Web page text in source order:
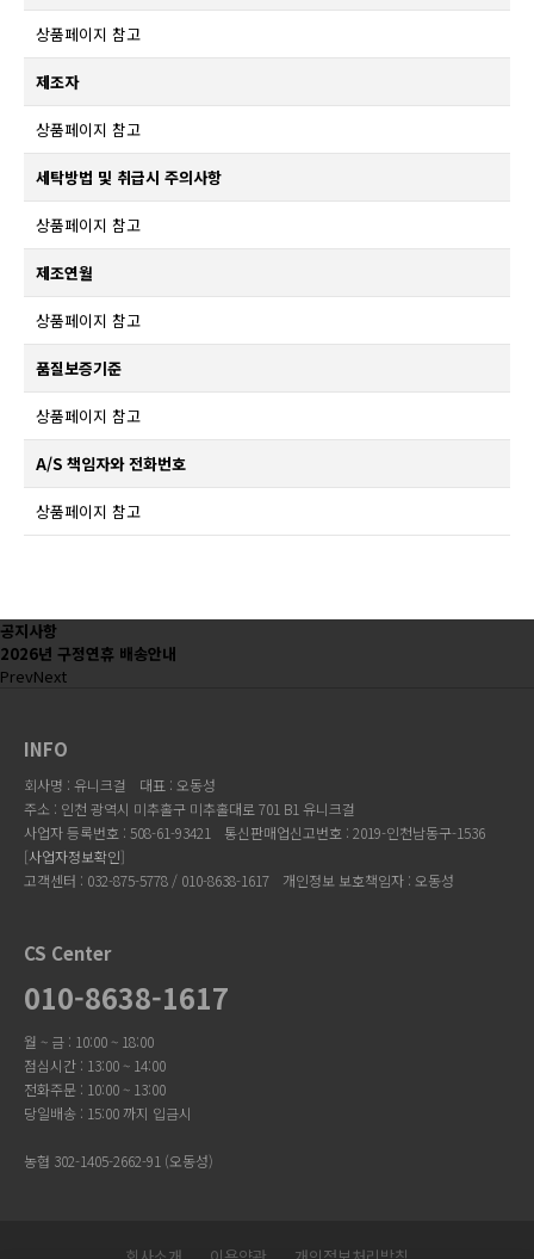
상품페이지 참고
제조자
상품페이지 참고
세탁방법 및 취급시 주의사항
상품페이지 참고
제조연월
상품페이지 참고
품질보증기준
상품페이지 참고
A/S 책임자와 전화번호
상품페이지 참고
공지사항
2026년 구정연휴 배송안내
PrevNext
INFO
회사명 : 유니크걸
대표 : 오동성
주소 : 인천 광역시 미추홀구 미추홀대로 701 B1 유니크걸
사업자 등록번호 : 508-61-93421
통신판매업신고번호 : 2019-인천남동구-1536
[사업자정보확인]
고객센터 : 032-875-5778 / 010-8638-1617
개인정보 보호책임자 : 오동성
CS Center
010-8638-1617
월 ~ 금 : 10:00 ~ 18:00
점심시간 : 13:00 ~ 14:00
전화주문 : 10:00 ~ 13:00
당일배송 : 15:00 까지 입금시
농협 302-1405-2662-91 (오동성)